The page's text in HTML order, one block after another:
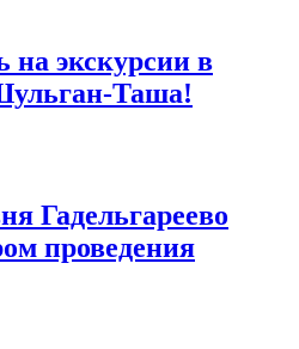
на экскурсии в
Таша!
Гадельгареево
проведения